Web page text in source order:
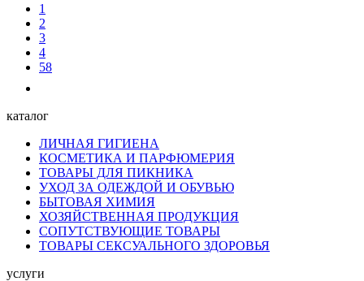
1
2
3
4
58
каталог
ЛИЧНАЯ ГИГИЕНА
КОСМЕТИКА И ПАРФЮМЕРИЯ
ТОВАРЫ ДЛЯ ПИКНИКА
УХОД ЗА ОДЕЖДОЙ И ОБУВЬЮ
БЫТОВАЯ ХИМИЯ
ХОЗЯЙСТВЕННАЯ ПРОДУКЦИЯ
СОПУТСТВУЮЩИЕ ТОВАРЫ
ТОВАРЫ СЕКСУАЛЬНОГО ЗДОРОВЬЯ
услуги